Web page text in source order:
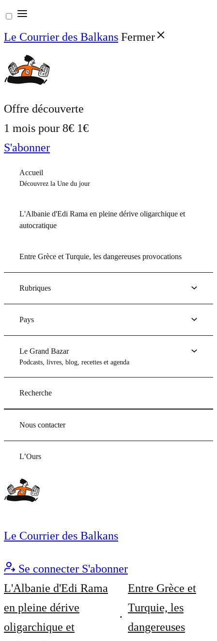
Aller
au
contenu
Le Courrier des Balkans Fermer
Offre découverte
1 mois pour 8€ 1€
S'abonner
Accueil
Découvrez la Une du jour
L'Albanie d'Edi Rama en pleine dérive oligarchique et
autocratique
Entre Grèce et Turquie, les dangereuses provocations
Rubriques
Pays
Le Grand Bazar
Podcasts, livres, blog, recettes et agenda
Recherche
Nous contacter
L’Ours
Le Courrier des Balkans
Se connecter S'abonner
L'Albanie d'Edi Rama
en pleine dérive
oligarchique et
Entre Grèce et
Turquie, les
dangereuses